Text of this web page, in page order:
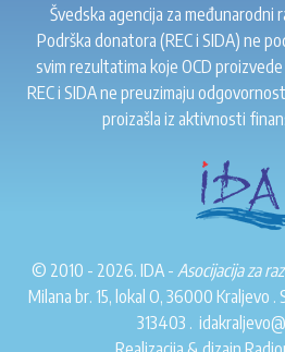
Švedska agencija za međunarodni
Podrška donatora (REC i SIDA) ne
svim rezultatima koje OCD
REC i SIDA ne preuzimaju
proizašla iz aktivnosti
© 2010 - 2026. IDA - Asocijacija za
Milana br. 15, lokal O, 36000 Kraljevo .
313403 .